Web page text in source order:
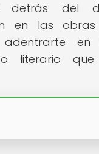
detrás del
en las
adentrarte
literario